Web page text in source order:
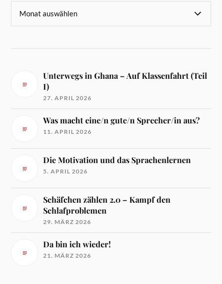
Unterwegs in Ghana – Auf Klassenfahrt (Teil
I)
27. APRIL 2026
Was macht eine/n gute/n Sprecher/in aus?
11. APRIL 2026
Die Motivation und das Sprachenlernen
5. APRIL 2026
Schäfchen zählen 2.0 – Kampf den
Schlafproblemen
29. MÄRZ 2026
Da bin ich wieder!
21. MÄRZ 2026